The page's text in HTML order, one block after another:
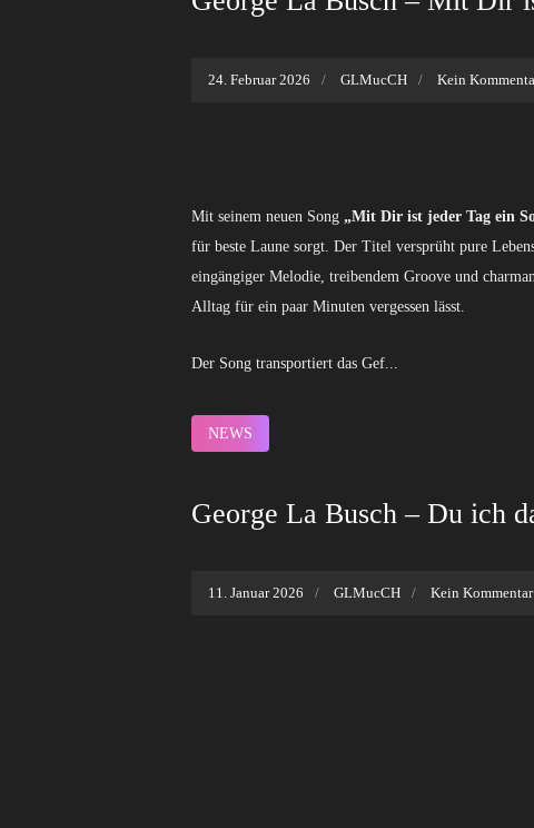
24. Februar 2026 GLMucCH Kein
Mit seinem neuen Song „Mit Dir ist jeder Tag ein
für beste Laune sorgt. Der Titel versprüht pure
eingängiger Melodie, treibendem Groove und
Alltag für ein paar Minuten vergessen lässt.
Der Song transportiert das Gef...
NEWS
George La Busch – Du ich
11. Januar 2026 GLMucCH Kein Kommentar